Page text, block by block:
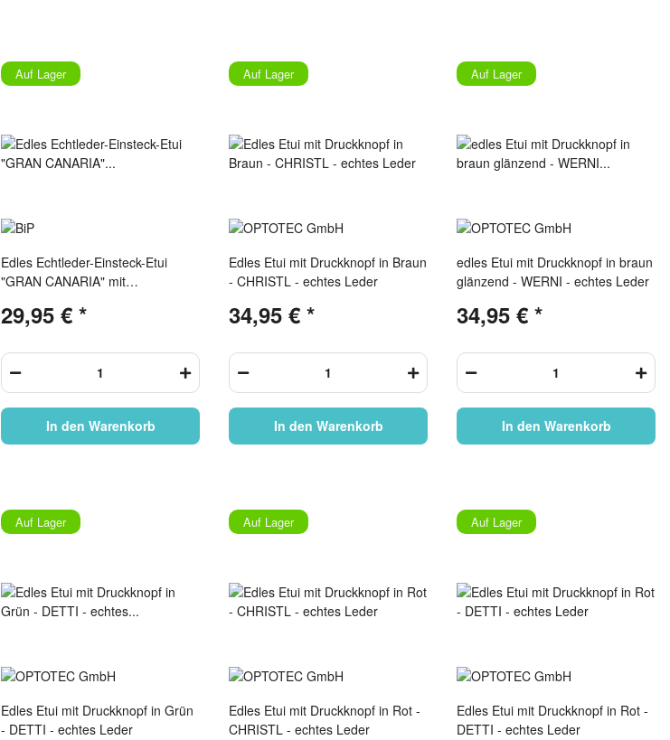
Auf Lager
Edles Echtleder-Einsteck-Etui
"GRAN CANARIA" mit
29,95 € *
In den Warenkorb
Auf Lager
Edles Etui mit Druckknopf in Braun
- CHRISTL - echtes Leder
34,95 € *
In den Warenkorb
Auf Lager
edles Etui mit Druckknopf in braun
glänzend - WERNI - echtes Leder
34,95 € *
In den Warenkorb
Auf Lager
Edles Etui mit Druckknopf in Grün
- DETTI - echtes Leder
Auf Lager
Edles Etui mit Druckknopf in Rot -
CHRISTL - echtes Leder
Auf Lager
Edles Etui mit Druckknopf in Rot -
DETTI - echtes Leder